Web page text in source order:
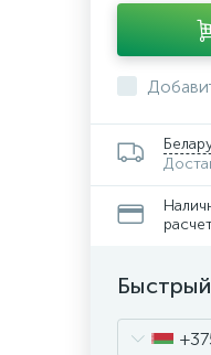
Быстрый